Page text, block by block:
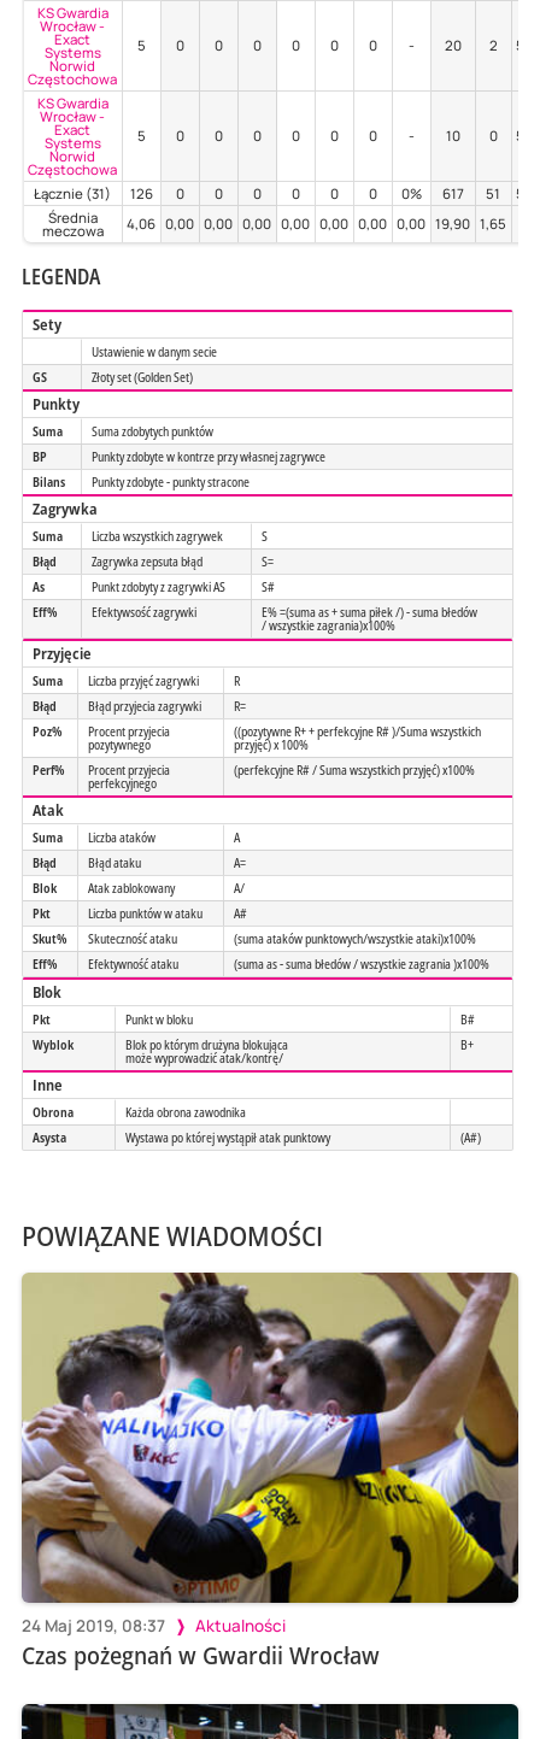
KS Gwardia
Wrocław -
Exact
Systems
Norwid
Częstochowa
5 0 0 0 0 0 0 - 20 2
KS Gwardia
Wrocław -
Exact
Systems
Norwid
Częstochowa
5 0 0 0 0 0 0 - 10 0
Łącznie (31) 126 0 0 0 0 0 0 0% 617 51
Średnia
meczowa 4,06 0,00 0,00 0,00 0,00 0,00 0,00 0,00 19,90 1,65
LEGENDA
Sety
Ustawienie w danym secie
GS
Złoty set (Golden Set)
Punkty
Suma
Suma zdobytych punktów
BP
Punkty zdobyte w kontrze przy własnej zagrywce
Bilans
Punkty zdobyte - punkty stracone
Zagrywka
Suma Liczba wszystkich zagrywek
S
Błąd
Zagrywka zepsuta błąd
S=
As
Punkt zdobyty z zagrywki AS
S#
Eff%
Efektywsość zagrywki E% =(suma as + suma piłek /) - suma błedów
/ wszystkie zagrania)x100%
Przyjęcie
Suma Liczba przyjęć zagrywki
R
Błąd
Błąd przyjecia zagrywki
R=
Poz%
Procent przyjecia
pozytywnego
((pozytywne R+ + perfekcyjne R# )/Suma wszystkich
przyjęć) x 100%
Perf%
Procent przyjecia
perfekcyjnego
(perfekcyjne R# / Suma wszystkich przyjęć) x100%
Atak
Suma Liczba ataków
A
Błąd
Błąd ataku
A=
Blok
Atak zablokowany
A/
Pkt
Liczba punktów w ataku
A#
Skut%
Skuteczność ataku
(suma ataków punktowych/wszystkie ataki)x100%
Eff%
Efektywność ataku (suma as - suma błedów / wszystkie zagrania )x100%
Blok
Pkt Punkt w bloku
B#
Wyblok
Blok po którym drużyna blokująca
może wyprowadzić atak/kontrę/
B+
Inne
Obrona
Każda obrona zawodnika
Asysta
Wystawa po której wystąpił atak punktowy (A#)
POWIĄZANE WIADOMOŚCI
24 Maj 2019, 08:37 Aktualności
Czas pożegnań w Gwardii Wrocław